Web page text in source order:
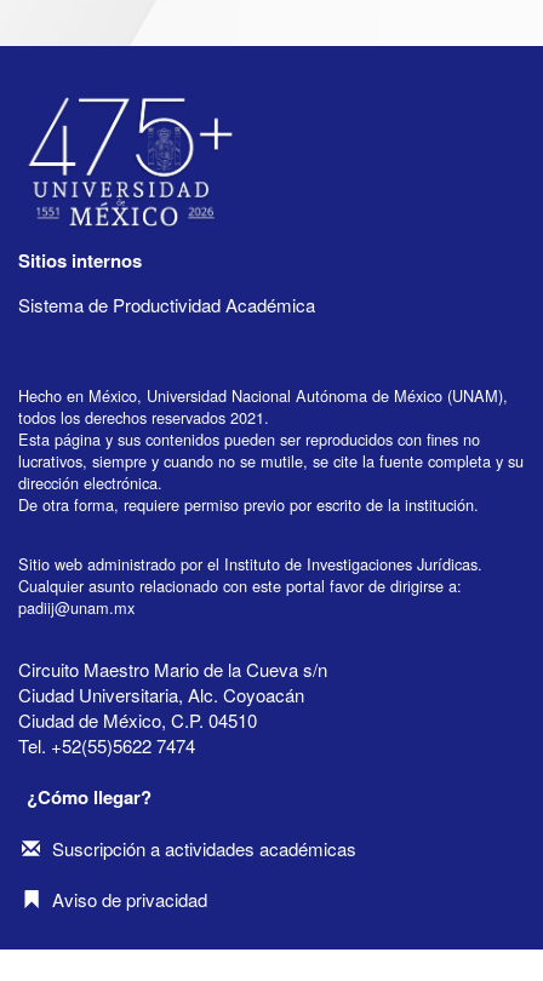
Sitios internos
Sistema de Productividad Académica
Hecho en México, Universidad Nacional Autónoma de México (UNAM),
todos los derechos reservados 2021.
Esta página y sus contenidos pueden ser reproducidos con fines no
lucrativos, siempre y cuando no se mutile, se cite la fuente completa y su
dirección electrónica.
De otra forma, requiere permiso previo por escrito de la institución.
Sitio web administrado por el Instituto de Investigaciones Jurídicas.
Cualquier asunto relacionado con este portal favor de dirigirse a:
padiij@unam.mx
Circuito Maestro Mario de la Cueva s/n
Ciudad Universitaria, Alc. Coyoacán
Ciudad de México, C.P. 04510
Tel. +52(55)5622 7474
¿Cómo llegar?
Suscripción a actividades académicas
Aviso de privacidad